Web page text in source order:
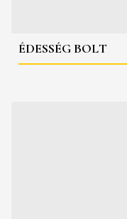
ÉDESSÉG BOLT